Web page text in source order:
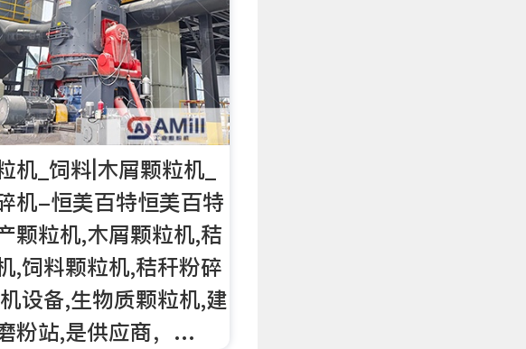
机_饲料|木屑颗粒机_
机-恒美百特恒美百特
颗粒机,木屑颗粒机,秸
,饲料颗粒机,秸秆粉碎
设备,生物质颗粒机,建
粉站,是供应商，…